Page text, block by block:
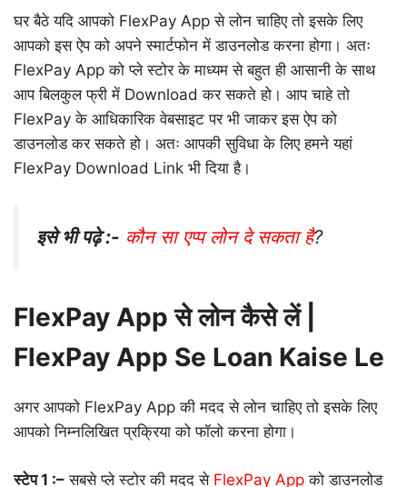
घर बैठे यदि आपको FlexPay App से लोन चाहिए तो इसके लिए
आपको इस ऐप को अपने स्मार्टफोन में डाउनलोड करना होगा। अतः
FlexPay App को प्ले स्टोर के माध्यम से बहुत ही आसानी के साथ
आप बिलकुल फ्री में Download कर सकते हो। आप चाहे तो
FlexPay के आधिकारिक वेबसाइट पर भी जाकर इस ऐप को
डाउनलोड कर सकते हो। अतः आपकी सुविधा के लिए हमने यहां
FlexPay Download Link भी दिया है।
इसे भी पढ़े :- कौन सा एप्प लोन दे सकता है?
FlexPay App से लोन कैसे लें |
FlexPay App Se Loan Kaise Le
अगर आपको FlexPay App की मदद से लोन चाहिए तो इसके लिए
आपको निम्नलिखित प्रक्रिया को फॉलो करना होगा।
स्टेप 1 :– सबसे प्ले स्टोर की मदद से FlexPay App को डाउनलोड